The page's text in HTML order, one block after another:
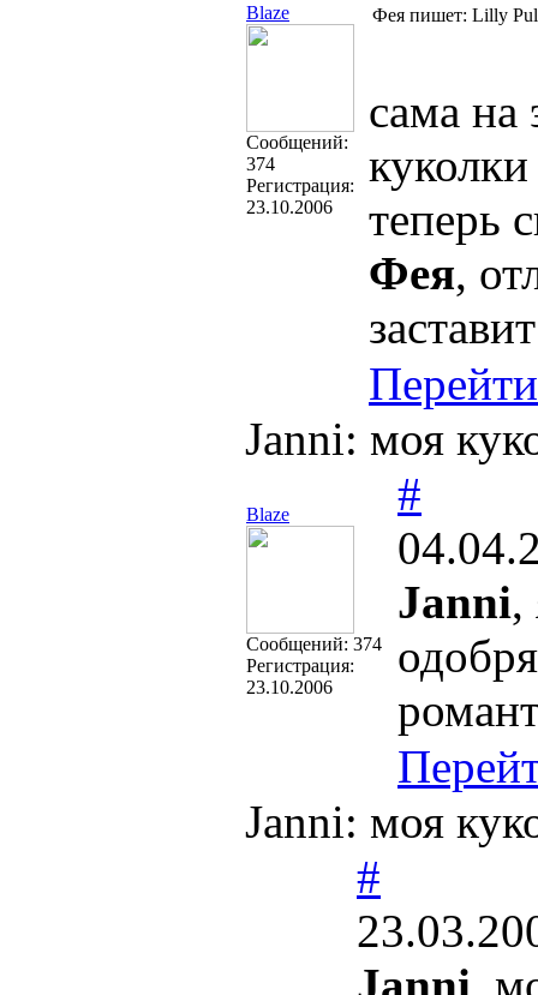
Blaze
Cообщений:
374
Регистрация:
23.10.2006
Фея пишет: Lilly
сама на
теперь
Фея,
Перейти
Janni: моя
Blaze
Cообщений: 374
Регистрация:
23.10.2006
#
Janni,
Janni: моя
#